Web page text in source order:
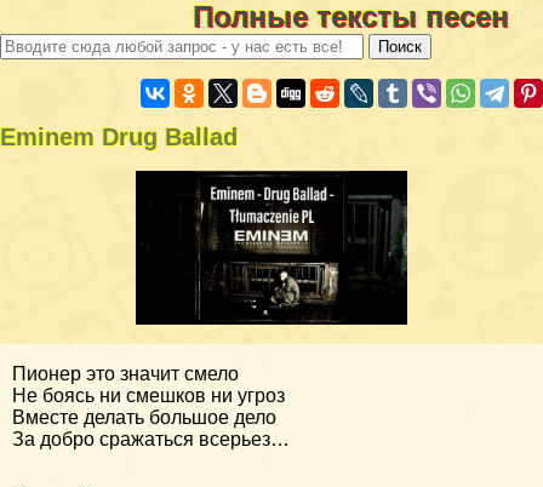
Полные тексты песен
Eminem Drug Ballad
Пионер это значит смело
Не боясь ни смешков ни угроз
Вместе делать большое дело
За добро сражаться всерьез…